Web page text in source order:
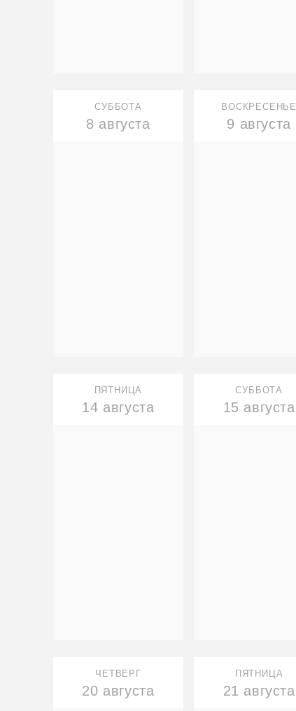
СУББОТА
8 августа
ВОСКРЕСЕНЬЕ
9 августа
ПЯТНИЦА
14 августа
СУББОТА
15 августа
ЧЕТВЕРГ
20 августа
ПЯТНИЦА
21 августа